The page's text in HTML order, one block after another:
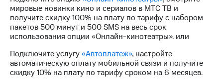
номером
Поддержка
МТС
Premium
Скидка
на тарифы,
общие
и услуги,
доступ
к геолокации
мировые новинки кино и сериалов в МТС ТВ и
получите скидку 100% на плату по тарифу с набором
пакетов 500 минут и 500 SMS на весь срок
использования опции «Онлайн-кинотеатры». или
Подключите услугу«Автоплатеж», настройте
автоматическую оплату мобильной связи и получите
скидку 10% на плату по тарифу сроком на 6 месяцев.